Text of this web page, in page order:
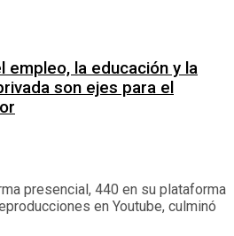
empleo, la educación y la
son ejes para el
presencial, 440 en su plataforma
en Youtube, culminó